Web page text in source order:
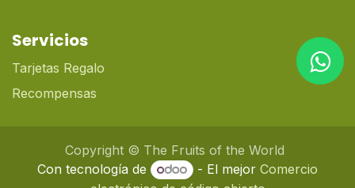
Servicios
Tarjetas Regalo
Recompensas
Copyright © The Fruits of the World
Con tecnología de
- El mejorComercio